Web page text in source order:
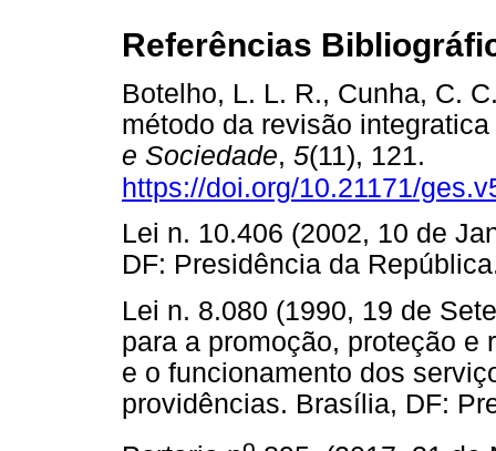
Referências
Botelho, L. L. R., Cunha, C.
método da revisão
e Sociedade, 5(11), 121.
https://doi.org/10.21171/
Lei n. 10.406 (2002, 10 de
DF: Presidência da
Lei n. 8.080 (1990, 19 de
para a promoção, proteção e
e o funcionamento dos
providências. Brasília,